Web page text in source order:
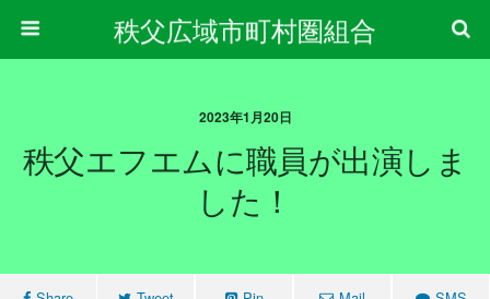
秩父広域市町村圏組合
2023年1月20日
秩父エフエムに職員が出演しま
した！